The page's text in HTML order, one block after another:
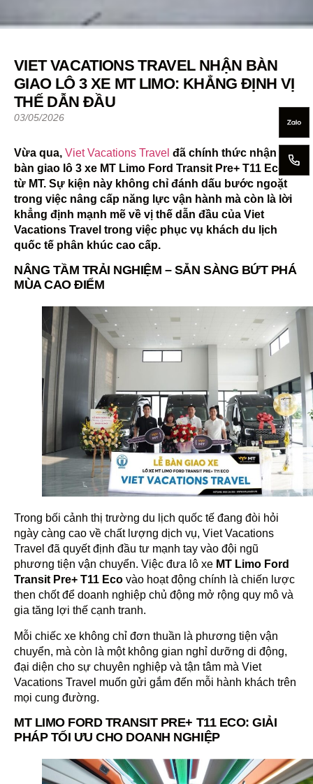
VIET VACATIONS TRAVEL NHẬN BÀN
GIAO LÔ 3 XE MT LIMO: KHẲNG ĐỊNH VỊ
THẾ DẪN ĐẦU
03/05/2026
Vừa qua, Viet Vacations Travel đã chính thức nhận
bàn giao lô 3 xe MT Limo Ford Transit Pre+ T11 Eco
từ MT. Sự kiện này không chỉ đánh dấu bước ngoặt
trong việc nâng cấp năng lực vận hành mà còn là lời
khẳng định mạnh mẽ về vị thế dẫn đầu của Viet
Vacations Travel trong việc phục vụ khách du lịch
quốc tế phân khúc cao cấp.
NÂNG TẦM TRẢI NGHIỆM – SẴN SÀNG BỨT PHÁ
MÙA CAO ĐIỂM
Trong bối cảnh thị trường du lịch quốc tế đang đòi hỏi
ngày càng cao về chất lượng dịch vụ, Viet Vacations
Travel đã quyết định đầu tư mạnh tay vào đội ngũ
phương tiện vận chuyển. Việc đưa lô xe MT Limo Ford
Transit Pre+ T11 Eco vào hoạt động chính là chiến lược
then chốt để doanh nghiệp chủ động mở rộng quy mô và
gia tăng lợi thế cạnh tranh.
Mỗi chiếc xe không chỉ đơn thuần là phương tiện vận
chuyển, mà còn là một không gian nghỉ dưỡng di động,
đại diện cho sự chuyên nghiệp và tận tâm mà Viet
Vacations Travel muốn gửi gắm đến mỗi hành khách trên
mọi cung đường.
MT LIMO FORD TRANSIT PRE+ T11 ECO: GIẢI
PHÁP TỐI ƯU CHO DOANH NGHIỆP